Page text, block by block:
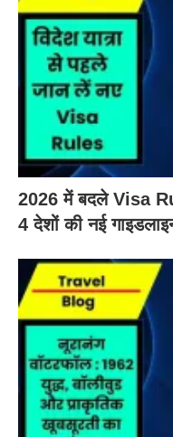
2026 में बदले Visa
4 देशों की नई